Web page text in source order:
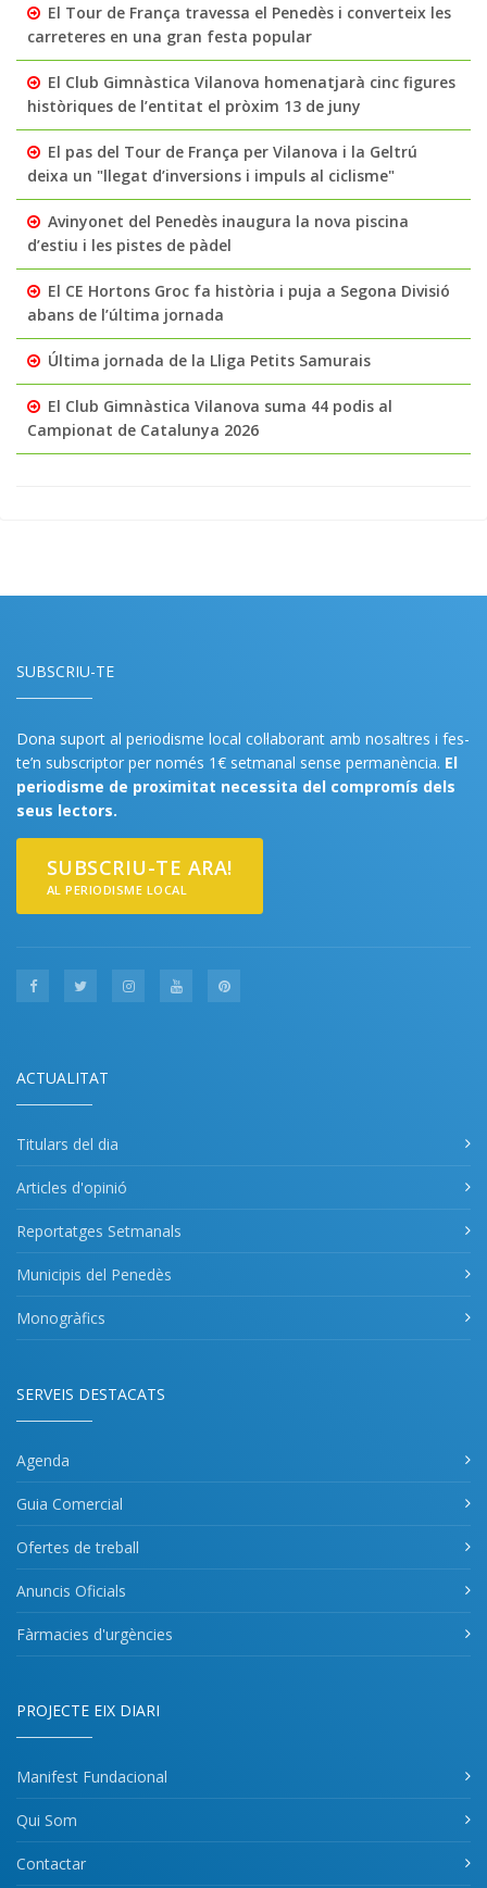
El Tour de França travessa el Penedès i converteix les
carreteres en una gran festa popular
El Club Gimnàstica Vilanova homenatjarà cinc figures
històriques de l’entitat el pròxim 13 de juny
El pas del Tour de França per Vilanova i la Geltrú
deixa un "llegat d’inversions i impuls al ciclisme"
Avinyonet del Penedès inaugura la nova piscina
d’estiu i les pistes de pàdel
El CE Hortons Groc fa història i puja a Segona Divisió
abans de l’última jornada
Última jornada de la Lliga Petits Samurais
El Club Gimnàstica Vilanova suma 44 podis al
Campionat de Catalunya 2026
SUBSCRIU-TE
Dona suport al periodisme local col·laborant amb nosaltres i fes-
te’n subscriptor per només 1€ setmanal sense permanència. El
periodisme de proximitat necessita del compromís dels
seus lectors.
SUBSCRIU-TE ARA!
AL PERIODISME LOCAL
ACTUALITAT
Titulars del dia
Articles d'opinió
Reportatges Setmanals
Municipis del Penedès
Monogràfics
SERVEIS DESTACATS
Agenda
Guia Comercial
Ofertes de treball
Anuncis Oficials
Fàrmacies d'urgències
PROJECTE EIX DIARI
Manifest Fundacional
Qui Som
Contactar